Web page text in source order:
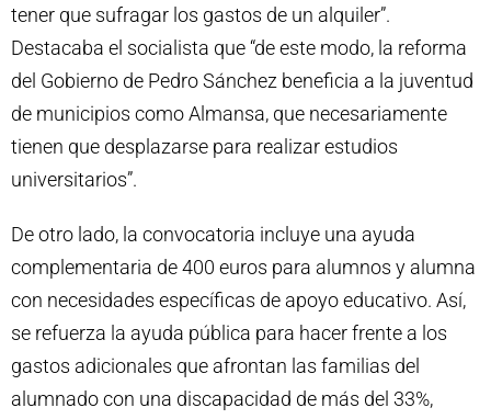
tener que sufragar los gastos de un alquiler”.
Destacaba el socialista que “de este modo, la reforma
del Gobierno de Pedro Sánchez beneficia a la juventud
de municipios como Almansa, que necesariamente
tienen que desplazarse para realizar estudios
universitarios”.
De otro lado, la convocatoria incluye una ayuda
complementaria de 400 euros para alumnos y alumna
con necesidades específicas de apoyo educativo. Así,
se refuerza la ayuda pública para hacer frente a los
gastos adicionales que afrontan las familias del
alumnado con una discapacidad de más del 33%,